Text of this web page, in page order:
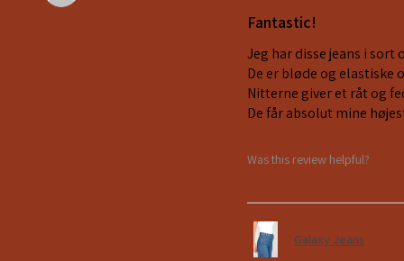
Fantastic!
Jeg har disse jeans i
De er bløde og elastiske
Nitterne giver et råt og
De får absolut mine
Was this review helpful?
Galaxy Jeans